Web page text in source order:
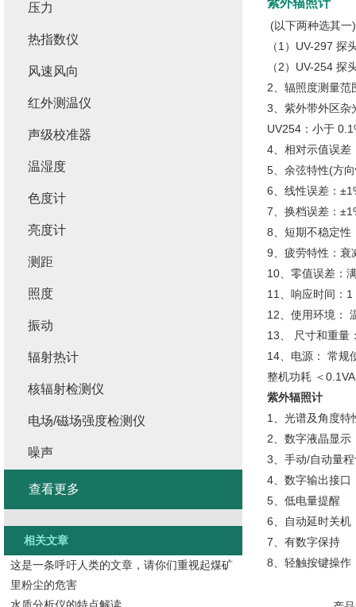
紫外辐照计
(以下两种选其一)
（1）UV-297 探
（2）UV-254 探
2、辐照度测量
3、紫外带外区杂
UV254：小于
4、相对示值误差
5、余弦特性(方
6、线性误差：
7、换档误差：
8、短期不稳定性
9、疲劳特性：衰
10、零值误差：
11、响应时间：1
12、使用环境：
13、 尺寸和重量
14、电源： 常规
整机功耗 ＜0.1VA
紫外辐照计
1、光谱及角度特
2、数字液晶显示
3、手动/自动量
4、数字输出接口
5、低电量提醒
6、自动延时关机
7、有数字保持
8、轻触按键操作
压力
热指数仪
风速风向
红外测温仪
声级校准器
温湿度
色度计
亮度计
测距
照度
振动
辐射热计
核辐射检测仪
电场/磁场强度检测仪
噪声
查看更多
相关文章
这是一条呼吁人类的文章，请你们重视起煤矿
里粉尘的危害